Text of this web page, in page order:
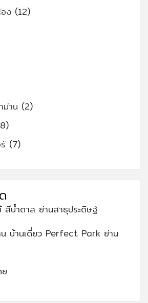
ง (12)
าน (2)
(7)
น้ำตาล ย่านสาธุประดิษฐ์
บ้านเดี่ยว Perfect Park ย่าน